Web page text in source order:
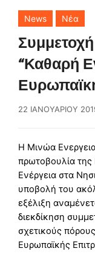
News Νέα
“Καθαρή
22 ΙΑΝΟΥΑΡΊΟΥ
Η Μινώα
πρωτοβουλία της
Ενέργεια στα
υποβολή του
εξέλιξη
διεκδίκηση
σχετικούς
Ευρωπαϊκής